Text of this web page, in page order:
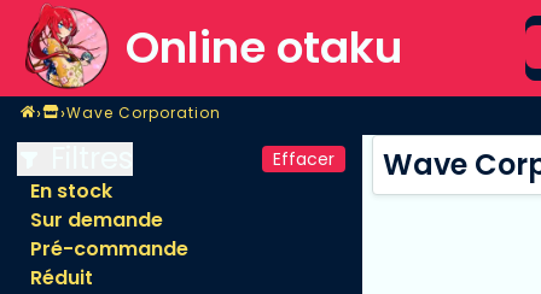
Online otaku
Home
›Magasin
›Wave Corporation
Wave Corporation
Effacer
En stock
Sur demande
Pré-commande
Réduit
Wave